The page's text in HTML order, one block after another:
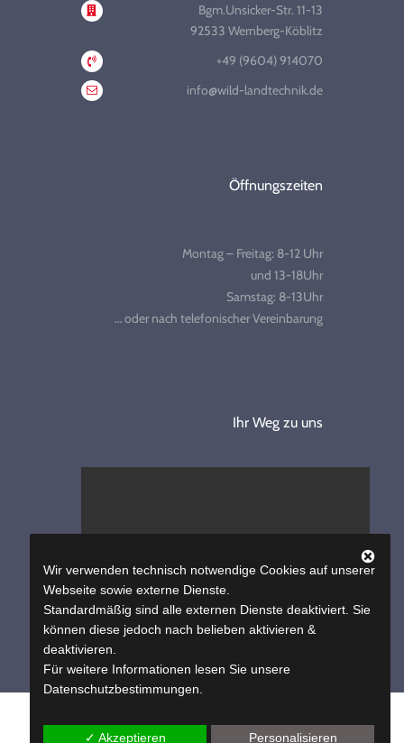
Bgm.Unsicker-Str. 11-13
92533 Wernberg-Köblitz
+49 (9604) 914070
info@wild-landtechnik.de
Öffnungszeiten
Montag – Freitag: 8-12 Uhr
und 13-18Uhr
Samstag: 8-13Uhr
… oder nach telefonischer Vereinbarung
Ihr Weg zu uns
Datenschutzbedingungen
© Copyright 2013 - 2026 | byBernhard Wild GmbH| All Rights
Wir verwenden technisch notwendige Cookies auf unserer
Webseite sowie externe Dienste.
Standardmäßig sind alle externen Dienste deaktiviert. Sie
können diese jedoch nach belieben aktivieren &
deaktivieren.
Für weitere Informationen lesen Sie unsere
Datenschutzbestimmungen.
✓ Akzeptieren Personalisieren